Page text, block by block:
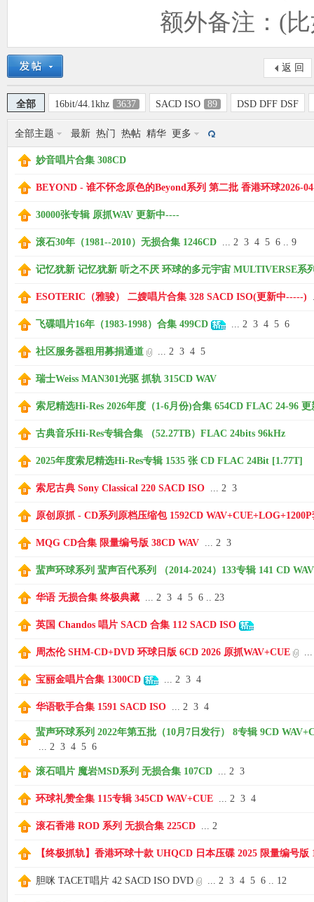
社
额外备注：(比如解
返 回
全部 16bit/44.1khz 3637 SACD ISO 89 DSD DFF DSF
全部主题 最新 热门 热帖 精华 更多
妙音唱片合集 308CD
BEYOND - 谁不怀念原色的Beyond系列 第二批 香港环球2026-
30000张专辑 原抓WAV 更新中----
滚石30年（1981--2010）无损合集 1246CD ... 2 3 4 5 6 .. 9
记忆犹新 记忆犹新 听之不厌 环球的多元宇宙 MULTIVERSE系
ESOTERIC（雅骏） 二嫂唱片合集 328 SACD ISO(更新中-----)
飞碟唱片16年（1983-1998）合集 499CD ... 2 3 4 5 6
社区服务器租用募捐通道 ... 2 3 4 5
瑞士Weiss MAN301光驱 抓轨 315CD WAV
索尼精选Hi-Res 2026年度（1-6月份)合集 654CD FLAC 24-96
古典音乐Hi-Res专辑合集 （52.27TB）FLAC 24bits 96kHz
2025年度索尼精选Hi-Res专辑 1535 张 CD FLAC 24Bit [1.77T]
索尼古典 Sony Classical 220 SACD ISO ... 2 3
原创原抓 - CD系列原档压缩包 1592CD
MQG CD合集 限量编号版 38CD WAV ... 2 3
蜚声环球系列 蜚声百代系列 （2014-2024）133专辑 141 CD
华语 无损合集 终极典藏 ... 2 3 4 5 6 .. 23
英国 Chandos 唱片 SACD 合集 112 SACD ISO
周杰伦 SHM-CD+DVD 环球日版 6CD 2026 原抓WAV+CUE ...
宝丽金唱片合集 1300CD ... 2 3 4
华语歌手合集 1591 SACD ISO ... 2 3 4
蜚声环球系列 2022年第五批（10月7日发行） 8专辑 9CD
... 2 3 4 5 6
滚石唱片 魔岩MSD系列 无损合集 107CD ... 2 3
环球礼赞全集 115专辑 345CD WAV+CUE ... 2 3 4
滚石香港 ROD 系列 无损合集 225CD ... 2
【终极抓轨】香港环球十款 UHQCD 日本压碟 2025 限量编号版
胆咪 TACET唱片 42 SACD ISO DVD ... 2 3 4 5 6 .. 12